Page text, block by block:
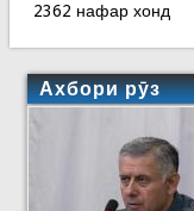
2362 нафар хонд
Ахбори рӯз